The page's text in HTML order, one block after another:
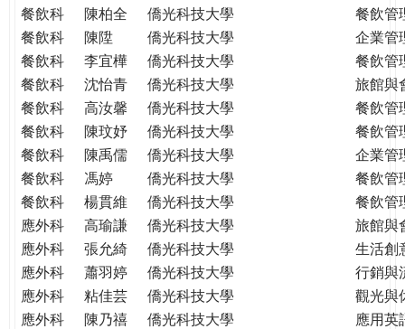
餐飲科
陳柏全 僑光科技大學
餐飲管
餐飲科
陳陞 僑光科技大學
企業管
餐飲科
李宜樺 僑光科技大學
餐飲管
餐飲科
沈怡青 僑光科技大學
旅館與
餐飲科
高汝馨 僑光科技大學
餐飲管
餐飲科
陳玟妤 僑光科技大學
餐飲管
餐飲科
陳禹儒 僑光科技大學
企業管
餐飲科
馮婷 僑光科技大學
餐飲管
餐飲科
楊貫維 僑光科技大學
餐飲管
應外科
高瑜謙 僑光科技大學
旅館與
應外科
張允綺 僑光科技大學
生活創
應外科
蕭羽婷 僑光科技大學
行銷與
應外科
粘佳芸 僑光科技大學
觀光與
應外科
陳乃禧 僑光科技大學
應用英